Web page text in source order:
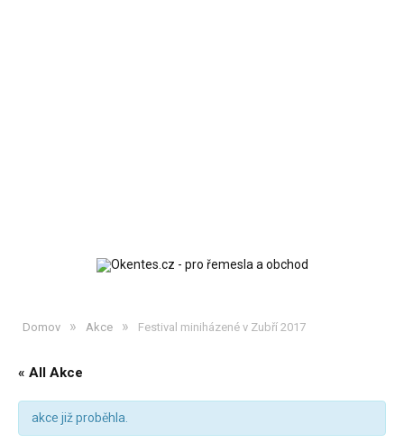
Domov » Akce » Festival miniházené v Zubří 2017
« All Akce
akce již proběhla.